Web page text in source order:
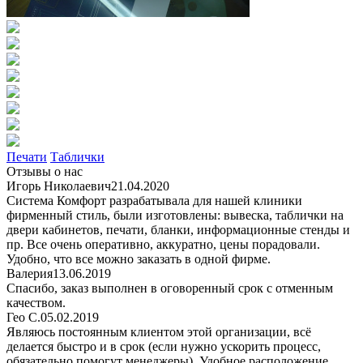
Печати Таблички
Отзывы о нас
Игорь Николаевич21.04.2020
Система Комфорт разрабатывала для нашей клиники
фирменный стиль, были изготовлены: вывеска, таблички на
двери кабинетов, печати, бланки, информационные стенды и
пр. Все очень оперативно, аккуратно, цены порадовали.
Удобно, что все можно заказать в одной фирме.
Валерия13.06.2019
Спасибо, заказ выполнен в оговоренный срок с отменным
качеством.
Гео С.05.02.2019
Являюсь постоянным клиентом этой организации, всё
делается быстро и в срок (если нужно ускорить процесс,